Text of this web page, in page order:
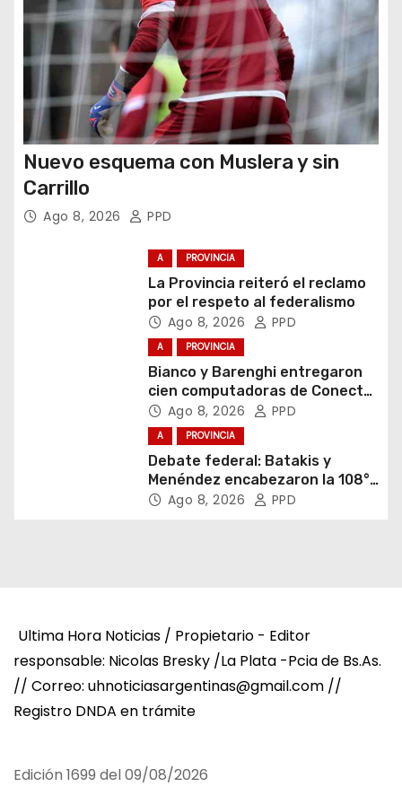
a
s
Nuevo esquema con Muslera y sin
Carrillo
Ago 8, 2026 PPD
A PROVINCIA
La Provincia reiteró el reclamo
por el respeto al federalismo
Ago 8, 2026 PPD
A PROVINCIA
Bianco y Barenghi entregaron
cien computadoras de Conectar
Igualdad Bonaerense
Ago 8, 2026 PPD
A PROVINCIA
Debate federal: Batakis y
Menéndez encabezaron la 108°
Asamblea del CNV
Ago 8, 2026 PPD
Ultima Hora Noticias / Propietario - Editor
responsable: Nicolas Bresky /La Plata -Pcia de Bs.As.
// Correo: uhnoticiasargentinas@gmail.com //
Registro DNDA en trámite
Edición 1699 del 09/08/2026